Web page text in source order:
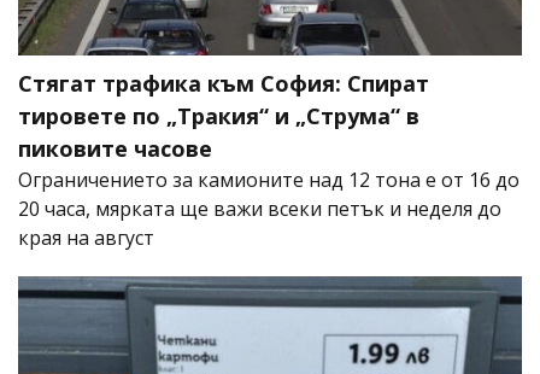
Стягат трафика към София: Спират
тировете по „Тракия“ и „Струма“ в
пиковите часове
Ограничението за камионите над 12 тона е от 16 до
20 часа, мярката ще важи всеки петък и неделя до
края на август